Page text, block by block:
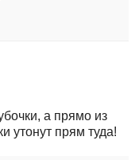
а прямо из
утонут прям туда!